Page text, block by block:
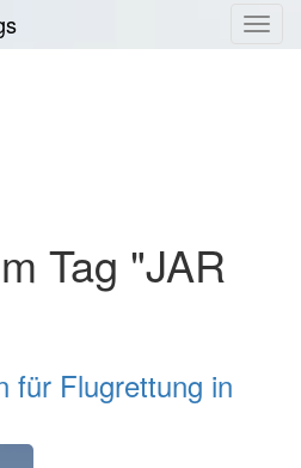
Tag "JAR
für Flugrettung in